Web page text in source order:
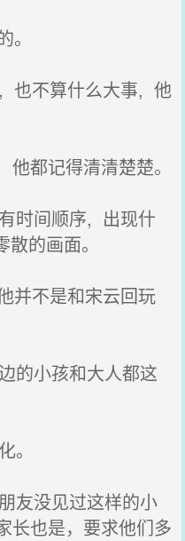
也不算什么大事, 他
都记得清清楚楚。
时间顺序, 出现什
的画面。
并不是和宋云回玩
的小孩和大人都这
。
友没见过这样的小
长也是，要求他们多